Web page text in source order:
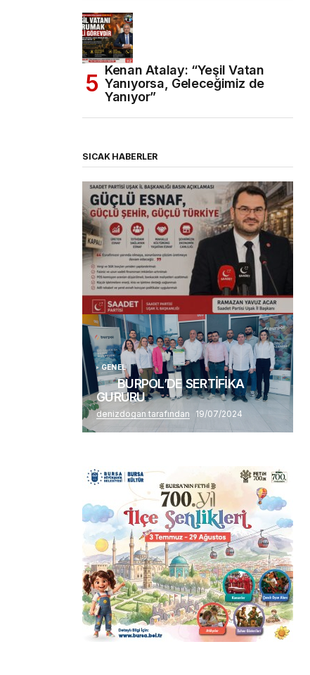
Kenan Atalay: “Yeşil Vatan
Yanıyorsa, Geleceğimiz de
Yanıyor”
SICAK HABERLER
(başlıksız)
Alaattin Karahan tarafından 14/07/2026
GENEL
BURPOL’DE SERTİFİKA
GURURU
denizdogan tarafından 19/07/2024